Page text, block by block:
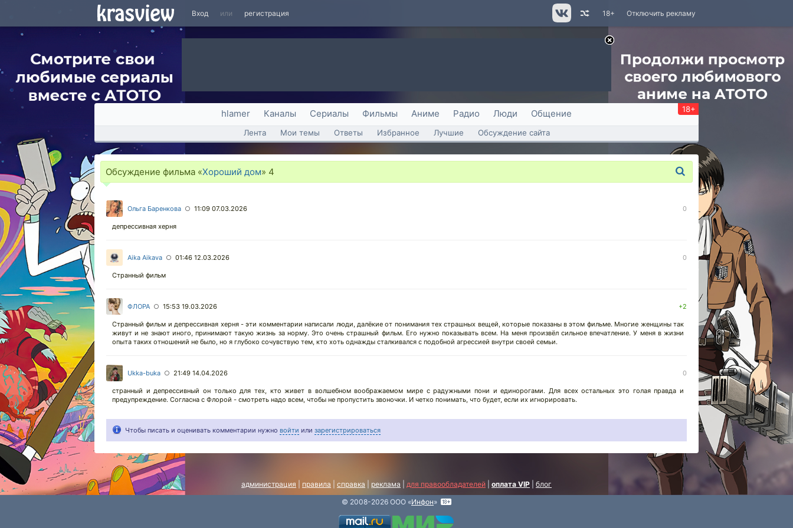
Вход или регистрация Отключить рекламу
18+
hlamer Каналы Сериалы Фильмы Аниме Радио Люди Общение 18+
Лента Мои темы Ответы Избранное Лучшие Обсуждение сайта
Обсуждение фильма «Хороший дом» 4
Ольга Баренкова ○ 11:09 07.03.2026 0
депрессивная херня
Aika Aikava ○ 01:46 12.03.2026 0
Странный фильм
ФЛОРА ○ 15:53 19.03.2026 +2
Странный фильм и депрессивная херня - эти комментарии написали люди, далёкие от понимания тех страшных вещей, которые показаны в этом фильме. Многие женщины так
живут и не знают иного, принимают такую жизнь за норму. Это очень страшный фильм. Его нужно показывать всем. На меня произвёл сильное впечатление. У меня в жизни
опыта таких отношений не было, но я глубоко сочувствую тем, кто хоть однажды сталкивался с подобной агрессией внутри своей семьи.
Ukka-buka ○ 21:49 14.04.2026 0
странный и депрессивный он только для тех, кто живет в волшебном воображаемом мире с радужными пони и единорогами. Для всех остальных это голая правда и
предупреждение. Согласна с Флорой - смотреть надо всем, чтобы не пропустить звоночки. И четко понимать, что будет, если их игнорировать.
Чтобы писать и оценивать комментарии нужно войти или зарегистрироваться
администрация правила справка реклама для правообладателей оплата VIP
блог
© 2008-2026 ООО «Инфон»